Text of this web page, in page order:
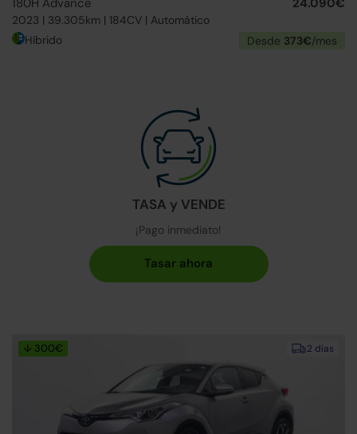
180H Advance
2023 | 39.305km | 184CV | Automático
24.090€
Híbrido Desde 373€/mes
TASA y VENDE
¡Pago inmediato!
2 días
↓ 300€